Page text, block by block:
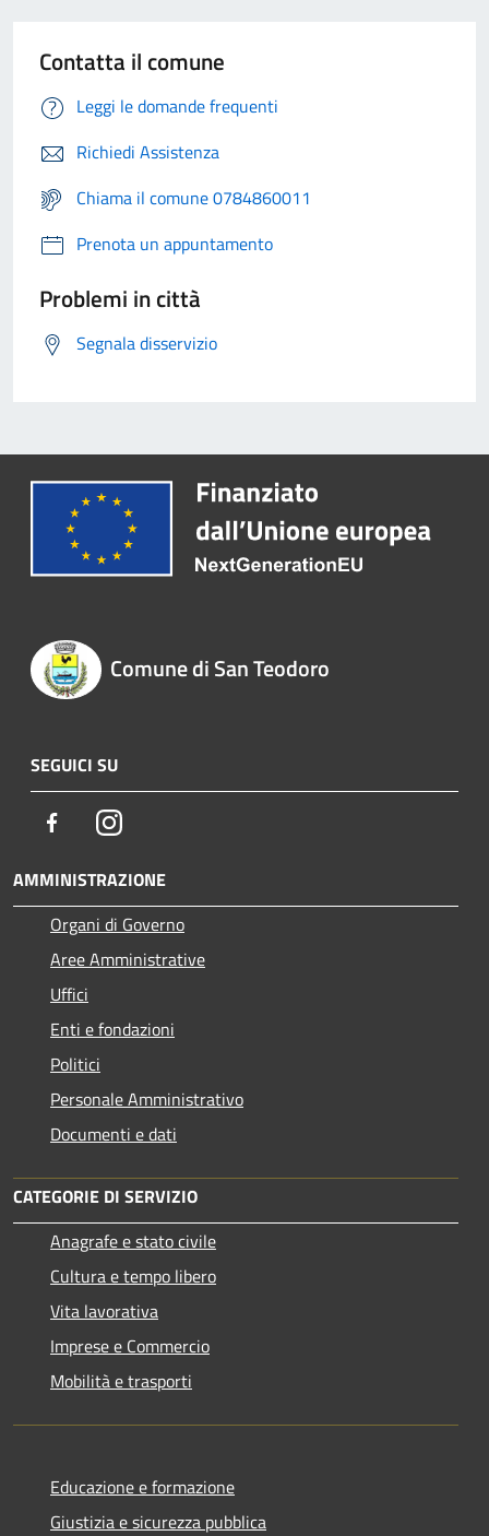
Contatta il comune
Leggi le domande frequenti
Richiedi Assistenza
Chiama il comune 0784860011
Prenota un appuntamento
Problemi in città
Segnala disservizio
Comune di San Teodoro
SEGUICI SU
FacebookInstagram
AMMINISTRAZIONE
Organi di Governo
Aree Amministrative
Uffici
Enti e fondazioni
Politici
Personale Amministrativo
Documenti e dati
CATEGORIE DI SERVIZIO
Anagrafe e stato civile
Cultura e tempo libero
Vita lavorativa
Imprese e Commercio
Mobilità e trasporti
Educazione e formazione
Giustizia e sicurezza pubblica